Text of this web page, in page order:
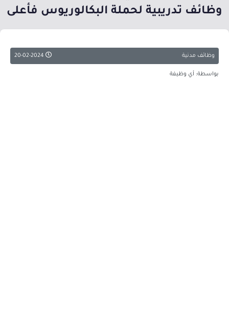
وظائف تدريبية لحملة البكالوريوس فأعلى
وظائف مدنية
بواسطة: أي وظيفة